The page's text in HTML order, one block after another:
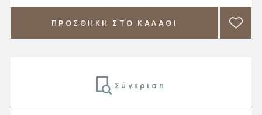
ΠΡΟΣΘΗΚΗ ΣΤΟ ΚΑΛΑΘΙ
Σύγκριση